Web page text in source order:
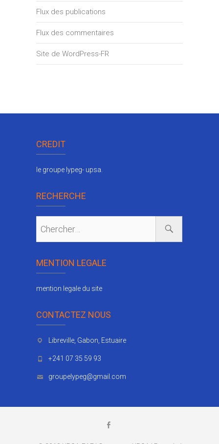
Flux des publications
Flux des commentaires
Site de WordPress-FR
CREDIT
le groupe lypeg- upsa.
RECHERCHE
MENTION LEGALE
mention legale du site
CONTACTEZ NOUS
Libreville, Gabon, Estuaire
+241 07 35 59 93
groupelypeg@gmail.com